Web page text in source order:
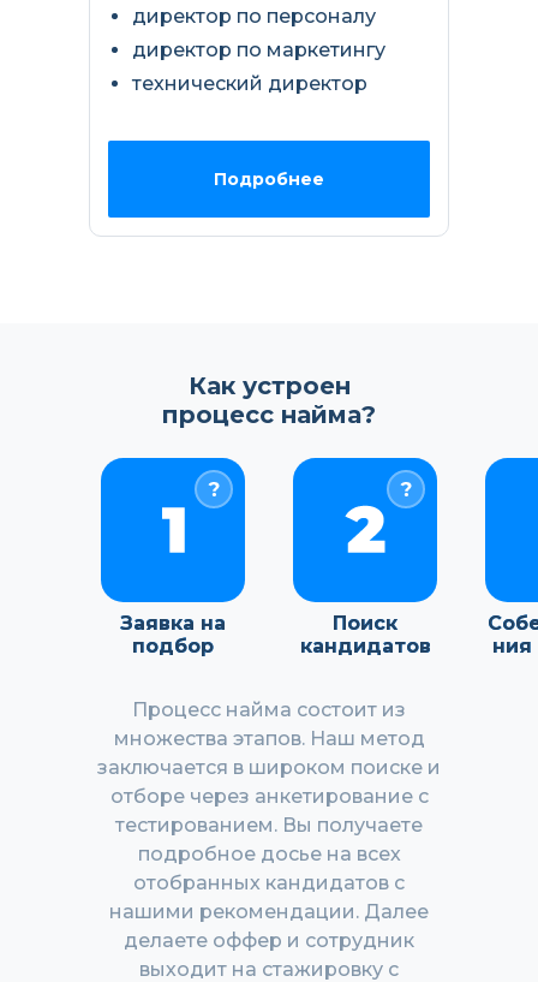
директор по персоналу
директор по маркетингу
технический директор
Подробнее
Как устроен
процесс найма?
Заявка на
подбор
Заявка на
подбор
Поиск
кандидатов
Поиск
кандидатов
ния
ния
Процесс найма состоит из
множества этапов. Наш метод
заключается в широком поиске и
отборе через анкетирование с
тестированием. Вы получаете
подробное досье на всех
отобранных кандидатов с
нашими рекомендации. Далее
делаете оффер и сотрудник
выходит на стажировку с